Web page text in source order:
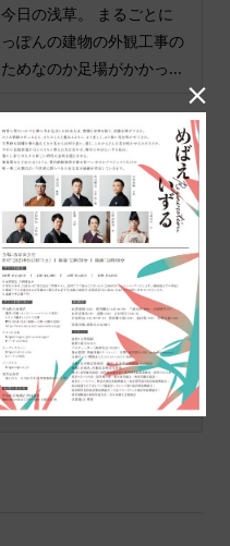
今日の浅草。 まるごとに
っぽんの建物の外観工事の
ためなのか足場がかかっ...
